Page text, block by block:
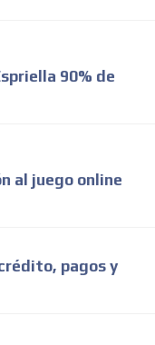
90% de
al juego online
pagos y